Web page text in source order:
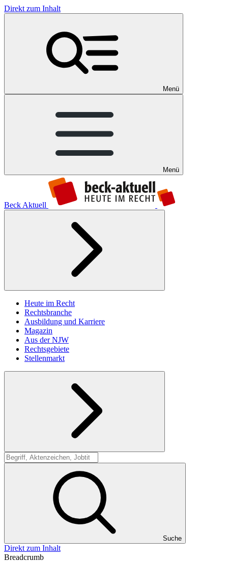
Direkt zum Inhalt
Menü
Menü
Beck Aktuell
Heute im Recht
Rechtsbranche
Ausbildung und Karriere
Magazin
Aus der NJW
Rechtsgebiete
Stellenmarkt
Suche
Suche
Direkt zum Inhalt
Breadcrumb